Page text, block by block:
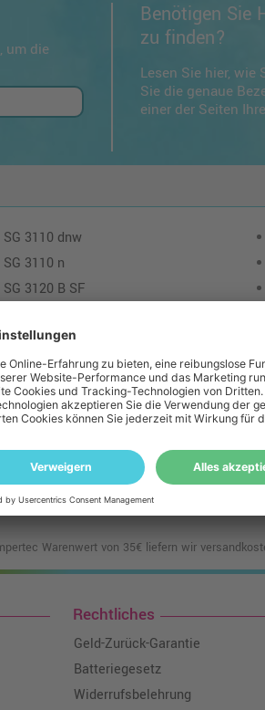
um die
Benötigen Sie
zu finden?
Lesen Sie hier, wie
Sie die genaue
einer der Seiten
3110 dnw
3110 n
3120 B SF
3050 n
3050 sfn
GX 7000
Warenwert von 35€ liefern wir
Rechtliches
Geld-Zurück-Garantie
Batteriegesetz
Widerrufsbelehrung